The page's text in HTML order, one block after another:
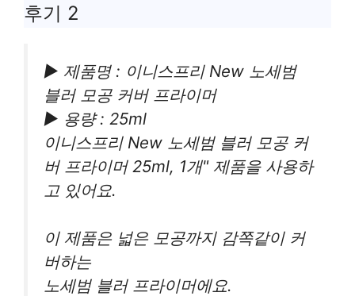
후기 2
▶ 제품명 : 이니스프리 New 노세범
블러 모공 커버 프라이머
▶ 용량 : 25ml
이니스프리 New 노세범 블러 모공 커
버 프라이머 25ml, 1개" 제품을 사용하
고 있어요.
이 제품은 넓은 모공까지 감쪽같이 커
버하는
노세범 블러 프라이머에요.